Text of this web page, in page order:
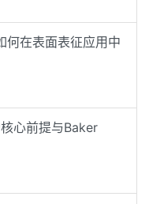
在表面表征应用中
心前提与Baker